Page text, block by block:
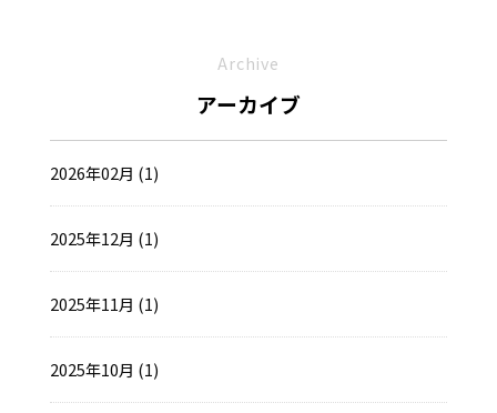
Archive
アーカイブ
2026年02月 (1)
2025年12月 (1)
2025年11月 (1)
2025年10月 (1)